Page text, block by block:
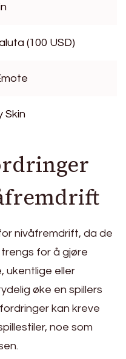
(100 USD)
Skin
nivåfremdrift, da de
for å gjøre
ukentlige eller
øke en spillers
kan kreve
noe som